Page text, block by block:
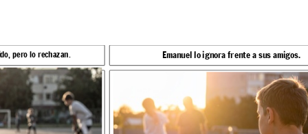
Danilo se pone triste
pero lo rechazan. Emanuel lo ignora frente a sus amigos.